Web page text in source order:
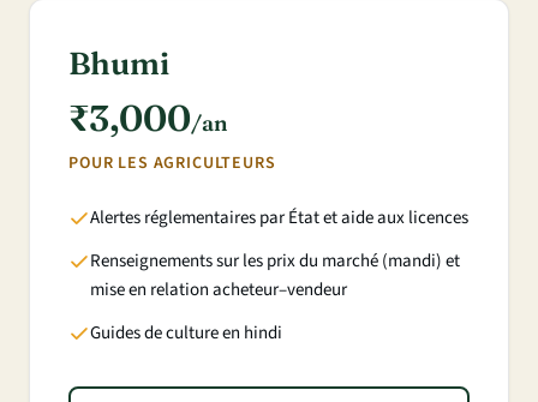
Bhumi
₹3,000/an
POUR LES AGRICULTEURS
Alertes réglementaires par État et aide aux licences
Renseignements sur les prix du marché (mandi) et
mise en relation acheteur–vendeur
Guides de culture en hindi